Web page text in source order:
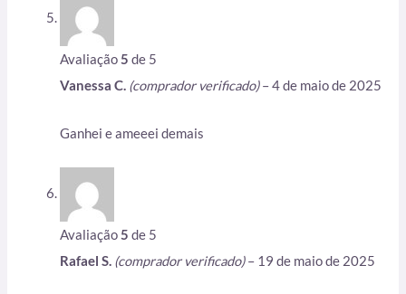
Avaliação5 de 5
Vanessa C. (comprador verificado) –4 de maio de 2025
Ganhei e ameeei demais
Avaliação5 de 5
Rafael S. (comprador verificado) – 19 de maio de 2025